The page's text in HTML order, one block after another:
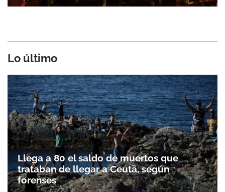
Lo último
Llega a 80 el saldo de muertos que
trataban de llegar a Ceuta, según
forenses